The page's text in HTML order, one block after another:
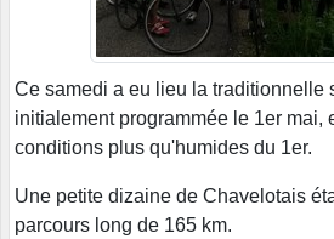
Ce samedi a eu lieu la traditionnelle
initialement programmée le 1er mai,
conditions plus qu'humides du 1er.
Une petite dizaine de Chavelotais
parcours long de 165 km.